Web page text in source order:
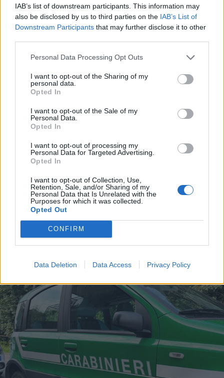
IAB’s list of downstream participants. This information may
also be disclosed by us to third parties on the IAB’s List of
Downstream Participants that may further disclose it to other
Personal Data Processing Opt Outs
I want to opt-out of the Sharing of my
personal data.
Opted In
I want to opt-out of the Sale of my
Personal Data.
Opted In
I want to opt-out of processing my
Personal Data for Targeted Advertising.
Opted In
I want to opt-out of Collection, Use,
Retention, Sale, and/or Sharing of my
Personal Data that Is Unrelated with the
Purposes for which it was collected.
Opted Out
CONFIRM
Data Deletion Data Access Privacy Policy
ECONOMIA
Carburanti, prorogato fino al 25
agosto lo sconto di 17 centesimi sul
gasolio
Il treno in Lombardia vale 3,26
milioni di euro. Ed evita 275mila
tonnellate di emissioni di CO2